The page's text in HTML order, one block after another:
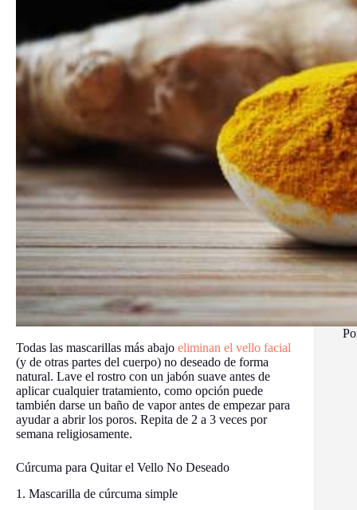
Todas las mascarillas más abajo eliminan el vello facial
(y de otras partes del cuerpo) no deseado de forma
natural. Lave el rostro con un jabón suave antes de
aplicar cualquier tratamiento, como opción puede
también darse un baño de vapor antes de empezar para
ayudar a abrir los poros. Repita de 2 a 3 veces por
semana religiosamente.
Cúrcuma para Quitar el Vello No Deseado
1. Mascarilla de cúrcuma simple